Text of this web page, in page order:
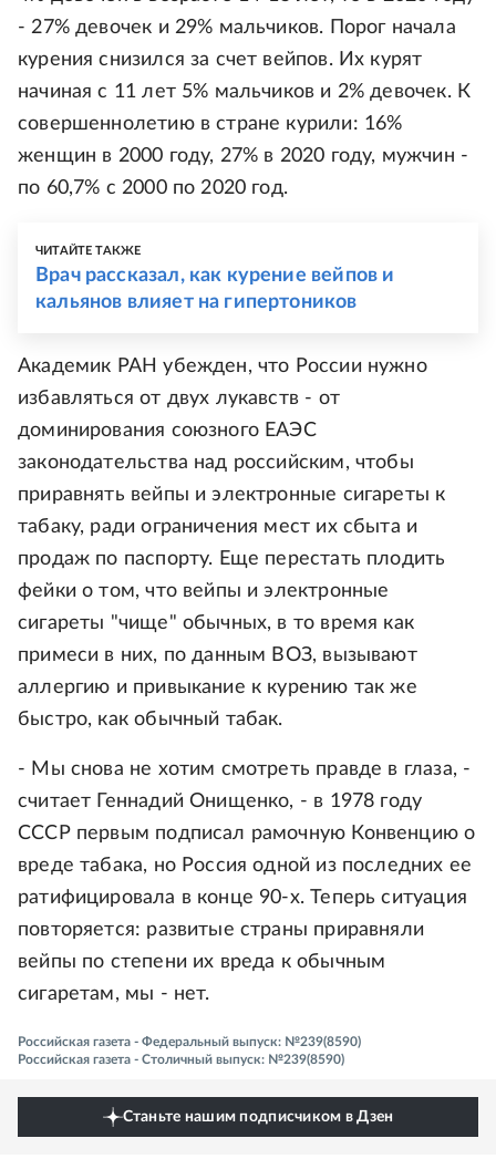
- 27% девочек и 29% мальчиков. Порог начала
курения снизился за счет вейпов. Их курят
начиная с 11 лет 5% мальчиков и 2% девочек. К
совершеннолетию в стране курили: 16%
женщин в 2000 году, 27% в 2020 году, мужчин -
по 60,7% с 2000 по 2020 год.
ЧИТАЙТЕ ТАКЖЕ
Врач рассказал, как курение вейпов и
кальянов влияет на гипертоников
Академик РАН убежден, что России нужно
избавляться от двух лукавств - от
доминирования союзного ЕАЭС
законодательства над российским, чтобы
приравнять вейпы и электронные сигареты к
табаку, ради ограничения мест их сбыта и
продаж по паспорту. Еще перестать плодить
фейки о том, что вейпы и электронные
сигареты "чище" обычных, в то время как
примеси в них, по данным ВОЗ, вызывают
аллергию и привыкание к курению так же
быстро, как обычный табак.
- Мы снова не хотим смотреть правде в глаза, -
считает Геннадий Онищенко, - в 1978 году
СССР первым подписал рамочную Конвенцию о
вреде табака, но Россия одной из последних ее
ратифицировала в конце 90-х. Теперь ситуация
повторяется: развитые страны приравняли
вейпы по степени их вреда к обычным
сигаретам, мы - нет.
Российская газета - Федеральный выпуск: №239(8590)
Российская газета - Столичный выпуск: №239(8590)
Станьте нашим подписчиком в Дзен